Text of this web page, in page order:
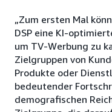
„Zum ersten Mal
DSP eine KI-
um TV-Werbung zu
Zielgruppen von
Produkte oder
bedeutender
demografischen